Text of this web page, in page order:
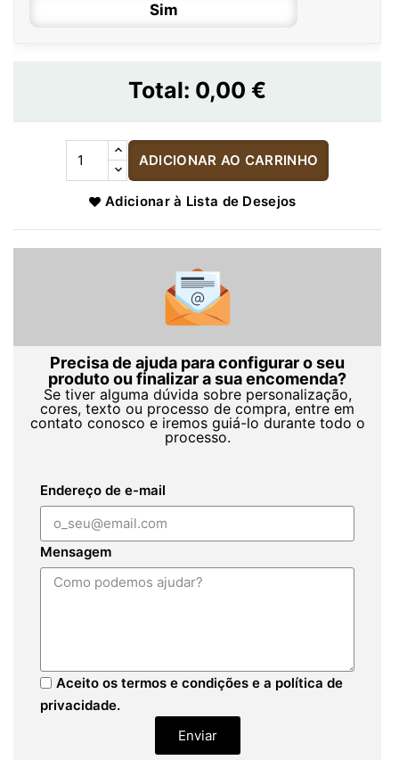
Sim
Total: 0,00 €
ADICIONAR AO CARRINHO
Adicionar à Lista de Desejos
Precisa de ajuda para configurar o seu
produto ou finalizar a sua encomenda?
Se tiver alguma dúvida sobre personalização,
cores, texto ou processo de compra, entre em
contato conosco e iremos guiá-lo durante todo o
processo.
Endereço de e-mail
Mensagem
Aceito os termos e condições e a política de
privacidade.
Enviar